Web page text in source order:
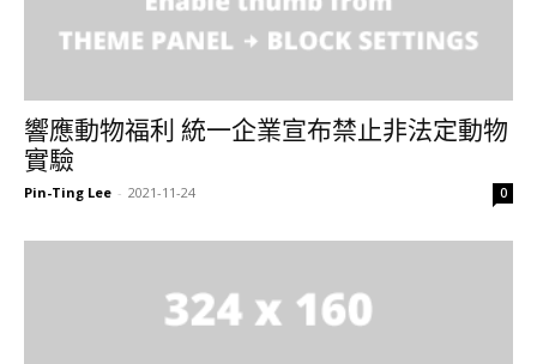
響應動物福利 統一企業宣布禁止非法定動物
實驗
Pin-Ting Lee - 2021-11-24 0